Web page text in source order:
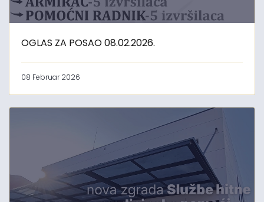
OGLAS ZA POSAO 08.02.2026.
08 Februar 2026